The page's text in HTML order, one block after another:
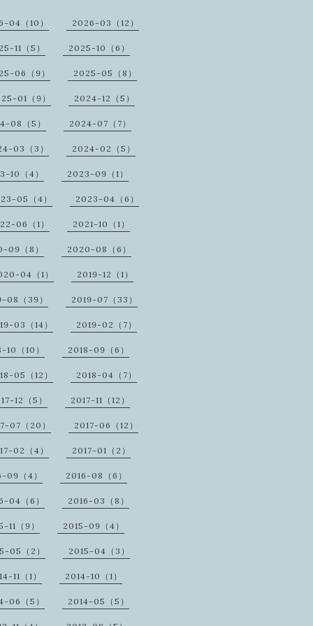
04（10） 2026-03（12）
11（5） 2025-10（6）
06（9） 2025-05（8）
01（9） 2024-12（5）
08（5） 2024-07（7）
03（3） 2024-02（5）
10（4） 2023-09（1）
05（4） 2023-04（6）
06（1） 2021-10（1）
09（8） 2020-08（6）
04（1） 2019-12（1）
08（39） 2019-07（33）
03（14） 2019-02（7）
10（10） 2018-09（6）
05（12） 2018-04（7）
12（5） 2017-11（12）
07（20） 2017-06（12）
02（4） 2017-01（2）
09（4） 2016-08（6）
04（6） 2016-03（8）
11（9） 2015-09（4）
05（2） 2015-04（3）
11（1） 2014-10（1）
06（5） 2014-05（5）